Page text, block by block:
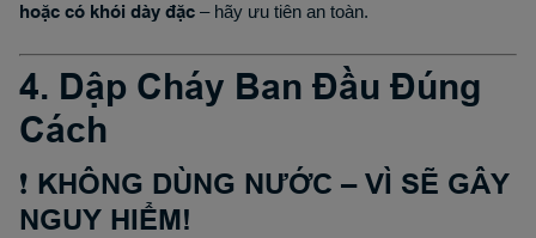
hoặc có khói dày đặc – hãy ưu tiên an toàn.
4. Dập Cháy Ban Đầu Đúng
Cách
❗ KHÔNG DÙNG NƯỚC – VÌ SẼ GÂY
NGUY HIỂM!